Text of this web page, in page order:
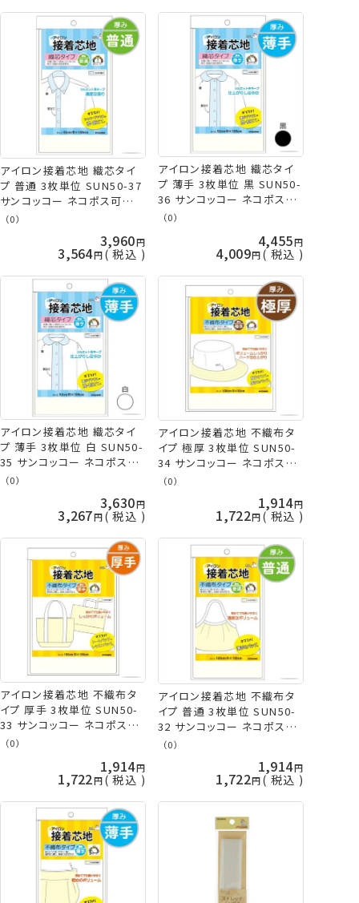
アイロン接着芯地 織芯タイ
プ 普通 3枚単位 SUN50-37
サンコッコー ネコポス可
kiyo 手芸の山久
（0）
3,960
3,564 税込
アイロン接着芯地 織芯タイ
プ 薄手 3枚単位 黒 SUN50-
36 サンコッコー ネコポス可
kiyo 手芸の山久
（0）
4,455
4,009 税込
アイロン接着芯地 織芯タイ
プ 薄手 3枚単位 白 SUN50-
35 サンコッコー ネコポス可
kiyo 手芸の山久
（0）
3,630
3,267 税込
アイロン接着芯地 不織布タ
イプ 極厚 3枚単位 SUN50-
34 サンコッコー ネコポス可
kiyo 手芸の山久
（0）
1,914
1,722 税込
アイロン接着芯地 不織布タ
イプ 厚手 3枚単位 SUN50-
33 サンコッコー ネコポス可
kiyo 手芸の山久
（0）
1,914
1,722 税込
アイロン接着芯地 不織布タ
イプ 普通 3枚単位 SUN50-
32 サンコッコー ネコポス可
kiyo 手芸の山久
（0）
1,914
1,722 税込